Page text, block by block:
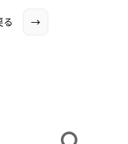
る →